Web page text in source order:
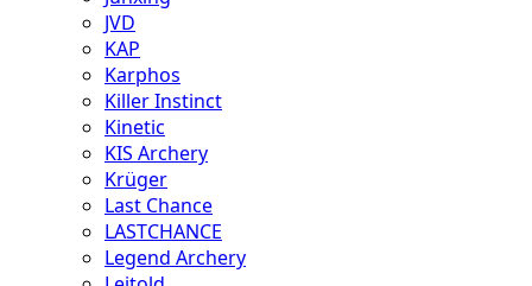
JVD
KAP
Karphos
Killer Instinct
Kinetic
KIS Archery
Krüger
Last Chance
LASTCHANCE
Legend Archery